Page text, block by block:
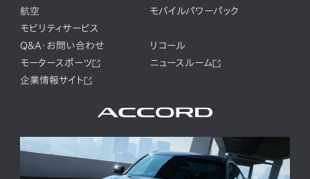
航空
モバイルパワーパック
モビリティサービス
Q&A・お問い合わせ
リコール
モータースポーツ
ニュースルーム
企業情報サイト